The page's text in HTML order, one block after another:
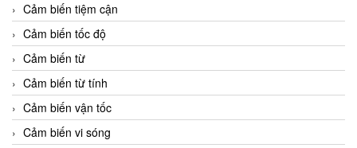
Cảm biến tiệm cận
Cảm biến tốc độ
Cảm biến từ
Cảm biến từ tính
Cảm biến vận tốc
Cảm biến vi sóng